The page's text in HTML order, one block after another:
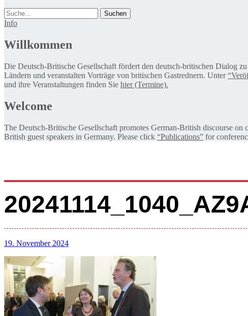
Suche
Info
Willkommen
Die Deutsch-Britische Gesellschaft fördert den deutsch-britischen Dialog
Ländern und veranstalten Vorträge von britischen Gastrednern. Unter
und ihre Veranstaltungen finden Sie hier (Termine).
Welcome
The Deutsch-Britische Gesellschaft promotes German-British discourse
British guest speakers in Germany. Please click “Publications” for
19. November 2024